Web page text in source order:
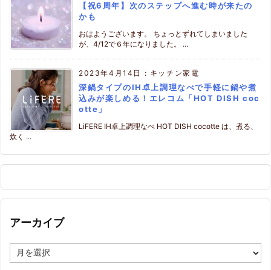
【祝6周年】次のステップへ進む時が来たの
かも
おはようございます。 ちょっとずれてしまいました
が、4/12で６年になりました。 ...
2023年4月14日 : キッチン家電
深鍋タイプのIH卓上調理なべで手軽に鍋や煮
込みが楽しめる！エレコム「HOT DISH coc
otte」
LiFERE IH卓上調理なべ HOT DISH cocotte は、煮る、
炊く ...
アーカイブ
ー